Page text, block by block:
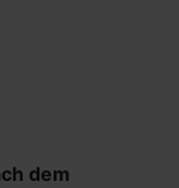
dem